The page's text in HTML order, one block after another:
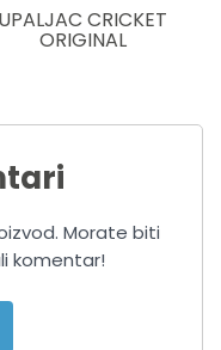
UPALJAC CRICKET
ORIGINAL
Morate biti
komentar!